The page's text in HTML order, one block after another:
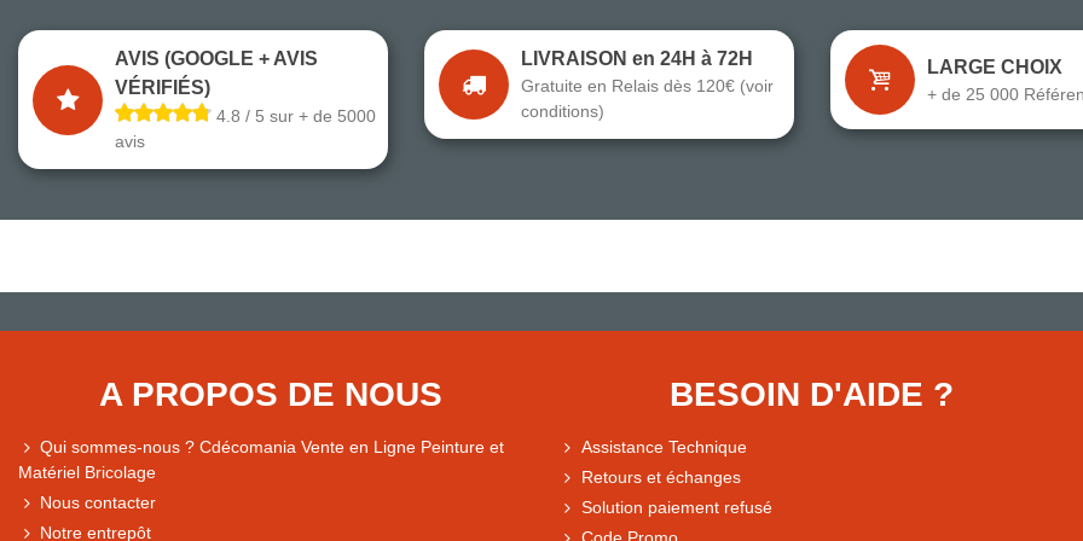
AVIS (GOOGLE + AVIS
VÉRIFIÉS)
4.8 / 5 sur + de 5000
avis
LIVRAISON en 24H à 72H
Gratuite en Relais dès 120€ (voir
conditions)
LARGE CHOIX
+ de 25 000
A PROPOS DE NOUS
Qui sommes-nous ? Cdécomania Vente en Ligne Peinture et
Matériel Bricolage
Nous contacter
Notre entrepôt
BESOIN D'AIDE ?
Assistance Technique
Retours et échanges
Solution paiement refusé